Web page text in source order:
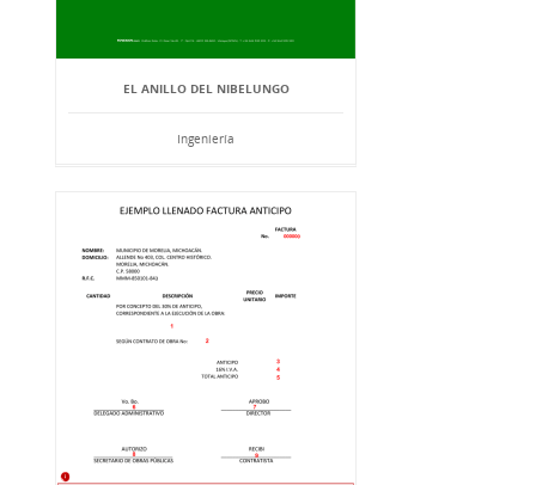
EL ANILLO DEL NIBELUNGO
Ingeniería